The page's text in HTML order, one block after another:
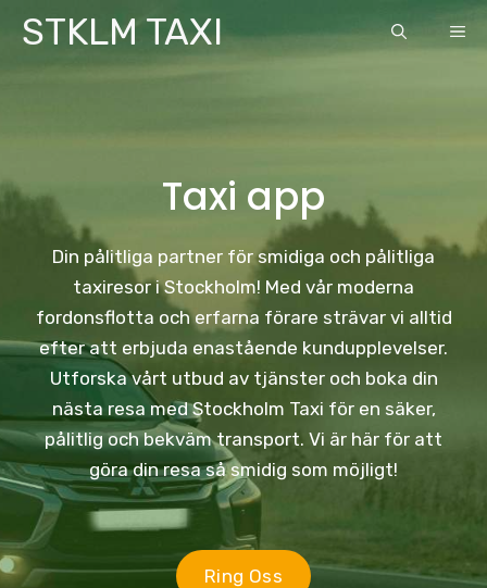
SkipSTKLM TAXI
Taxi app
Din pålitliga partner för smidiga och pålitliga
taxiresor i Stockholm! Med vår moderna
fordonsflotta och erfarna förare strävar vi alltid
efter att erbjuda enastående kundupplevelser.
Utforska vårt utbud av tjänster och boka din
nästa resa med Stockholm Taxi för en säker,
pålitlig och bekväm transport. Vi är här för att
göra din resa så smidig som möjligt!
Ring Oss